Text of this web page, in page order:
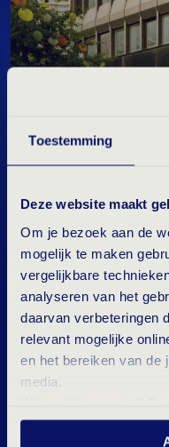
Toestemming
Deze website maakt
Om je bezoek aan de
mogelijk te maken
vergelijkbare
analyseren van het
daarvan verbeteringen
relevant mogelijke
en het bereiken van de
media.
en statistische cookies
Director van Vibe
Blankendaal, deelt:
kantoor in Hamburg
nieuwe fase voor
van de toewijding
Duitse team en een
kansen die deze